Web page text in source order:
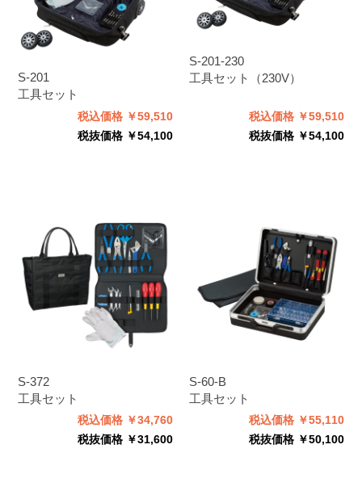
S-201
工具セット
税込価格 ￥59,510
税抜価格 ￥54,100
S-201-230
工具セット（230V）
税込価格 ￥59,510
税抜価格 ￥54,100
S-372
工具セット
税込価格 ￥34,760
税抜価格 ￥31,600
S-60-B
工具セット
税込価格 ￥55,110
税抜価格 ￥50,100